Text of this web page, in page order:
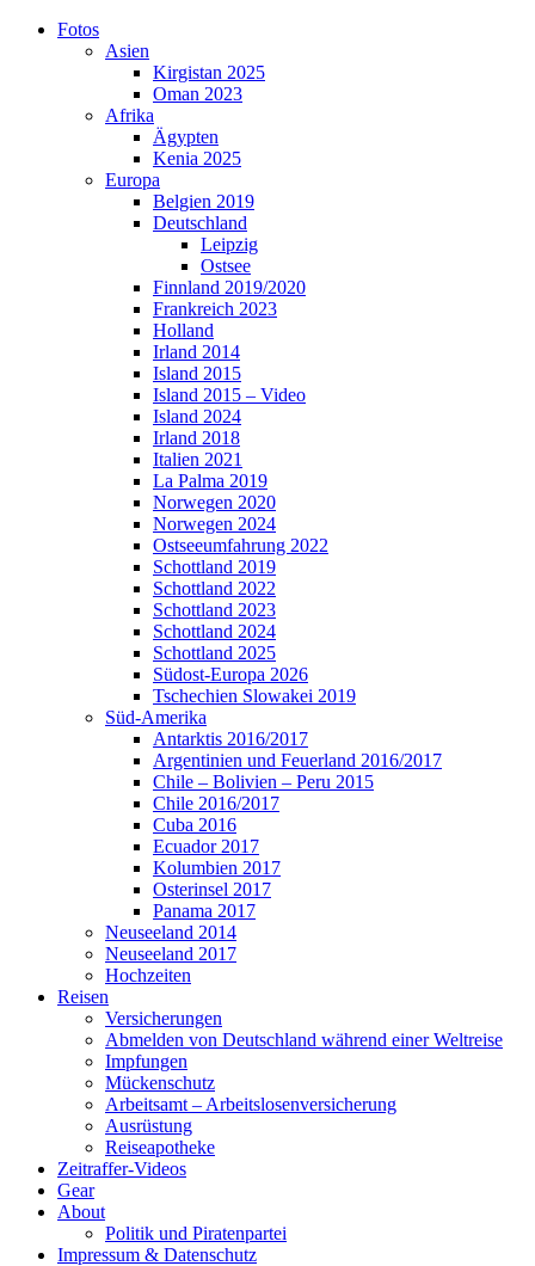
Skip
Fotos
Asien
Kirgistan 2025
Oman 2023
Afrika
Ägypten
Kenia 2025
Europa
Belgien 2019
Deutschland
Leipzig
Ostsee
Finnland 2019/2020
Frankreich 2023
Holland
Irland 2014
Island 2015
Island 2015 – Video
Island 2024
Irland 2018
Italien 2021
La Palma 2019
Norwegen 2020
Norwegen 2024
Ostseeumfahrung 2022
Schottland 2019
Schottland 2022
Schottland 2023
Schottland 2024
Schottland 2025
Südost-Europa 2026
Tschechien Slowakei 2019
Süd-Amerika
Antarktis 2016/2017
Argentinien und Feuerland 2016/2017
Chile – Bolivien – Peru 2015
Chile 2016/2017
Cuba 2016
Ecuador 2017
Kolumbien 2017
Osterinsel 2017
Panama 2017
Neuseeland 2014
Neuseeland 2017
Hochzeiten
Reisen
Versicherungen
Abmelden von Deutschland während einer Weltreise
Impfungen
Mückenschutz
Arbeitsamt – Arbeitslosenversicherung
Ausrüstung
Reiseapotheke
Zeitraffer-Videos
Gear
About
Politik und Piratenpartei
Impressum & Datenschutz